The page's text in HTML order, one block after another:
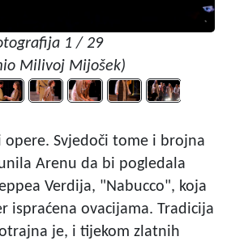
1 / 29
Milivoj Mijošek)
opere. Svjedoči tome i brojna
Arenu da bi pogledala
Verdija, "Nabucco", koja
ispraćena ovacijama. Tradicija
je, i tijekom zlatnih